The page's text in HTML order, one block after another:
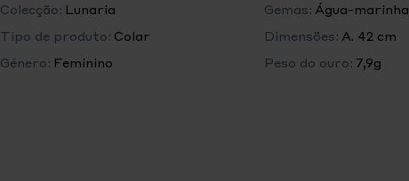
Colecção: Lunaria
Tipo de produto: Colar
Género: Feminino
Gemas: Água-marinha
Dimensões: A. 42 cm
Peso do ouro: 7,9g